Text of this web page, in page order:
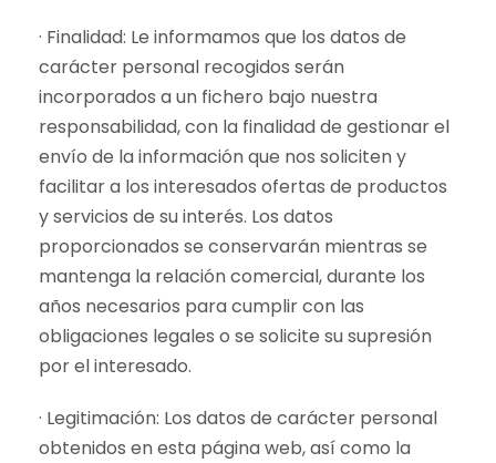
· Finalidad: Le informamos que los datos de
carácter personal recogidos serán
incorporados a un fichero bajo nuestra
responsabilidad, con la finalidad de gestionar el
envío de la información que nos soliciten y
facilitar a los interesados ofertas de productos
y servicios de su interés. Los datos
proporcionados se conservarán mientras se
mantenga la relación comercial, durante los
años necesarios para cumplir con las
obligaciones legales o se solicite su supresión
por el interesado.
· Legitimación: Los datos de carácter personal
obtenidos en esta página web, así como la